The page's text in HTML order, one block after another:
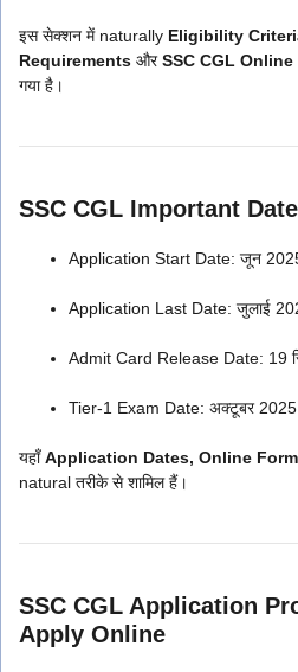
इस सेक्शन में naturally Eligibility
Requirements औरSSC CGL Online
गया है।
SSC CGL Important
Application Start Date: जून
Application Last Date: जुलाई
Admit Card Release Date: 19
Tier-1 Exam Date: अक्टूबर
यहाँApplication Dates, Online
natural तरीके से शामिल हैं।
SSC CGL Application
Apply Online